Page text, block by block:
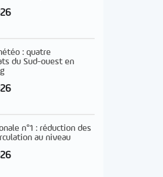
: quatre
du Sud-ouest en
n°1 : réduction des
au niveau